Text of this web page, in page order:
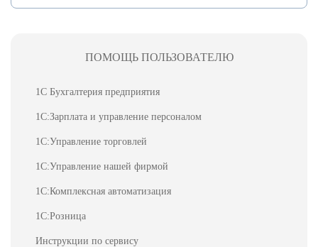
ПОМОЩЬ ПОЛЬЗОВАТЕЛЮ
1С Бухгалтерия предприятия
1С:Зарплата и управление персоналом
1С:Управление торговлей
1С:Управление нашей фирмой
1С:Комплексная автоматизация
1С:Розница
Инструкции по сервису